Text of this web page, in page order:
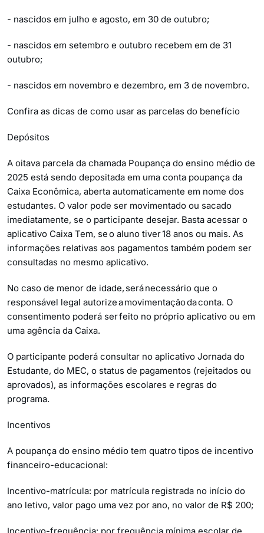
- nascidos em julho e agosto, em 30 de outubro;
- nascidos em setembro e outubro recebem em de 31
outubro;
- nascidos em novembro e dezembro, em 3 de novembro.
Confira as dicas de como usar as parcelas do benefício
Depósitos
A oitava parcela da chamada Poupança do ensino médio de
2025 está sendo depositada em uma conta poupança da
Caixa Econômica, aberta automaticamente em nome dos
estudantes. O valor pode ser movimentado ou sacado
imediatamente, se o participante desejar. Basta acessar o
aplicativo Caixa Tem, se o aluno tiver 18 anos ou mais. As
informações relativas aos pagamentos também podem ser
consultadas no mesmo aplicativo.
No caso de menor de idade, será necessário que o
responsável legal autorize a movimentação da conta. O
consentimento poderá ser feito no próprio aplicativo ou em
uma agência da Caixa.
O participante poderá consultar no aplicativo Jornada do
Estudante, do MEC, o status de pagamentos (rejeitados ou
aprovados), as informações escolares e regras do
programa.
Incentivos
A poupança do ensino médio tem quatro tipos de incentivo
financeiro-educacional:
Incentivo-matrícula: por matrícula registrada no início do
ano letivo, valor pago uma vez por ano, no valor de R$ 200;